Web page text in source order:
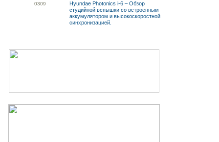
0309
Hyundae Photonics i-6 – Обзор
студийной вспышки со встроенным
аккумулятором и высокоскоростной
синхронизацией.